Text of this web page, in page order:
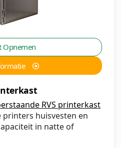
Opnemen
RVS printerkast
huisvesten en
in natte of